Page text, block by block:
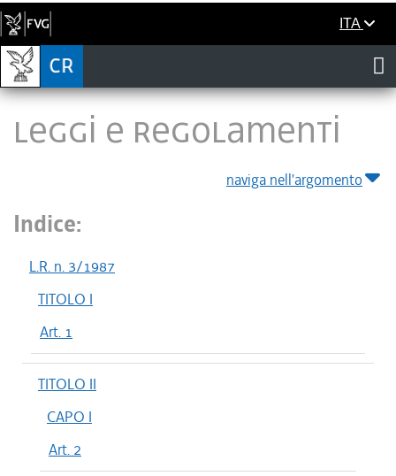
ITA
LEGGI E REGOLAMENTI
naviga nell'argomento
Indice:
L.R. n. 3/1987
TITOLO I
Art. 1
TITOLO II
CAPO I
Art. 2